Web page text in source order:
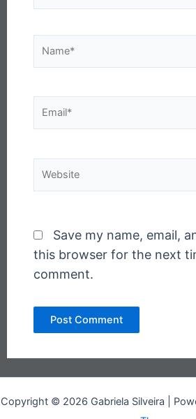
Name*
Email*
Website
Save my name, email,
this browser for the next
comment.
Copyright © 2026 Gabriela Silveira |